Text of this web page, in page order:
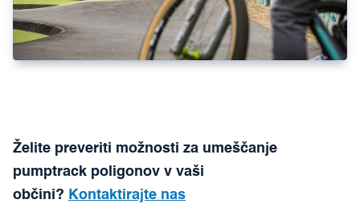
Želite preveriti možnosti za umeščanje
pumptrack poligonov v vaši
občini? Kontaktirajte nas